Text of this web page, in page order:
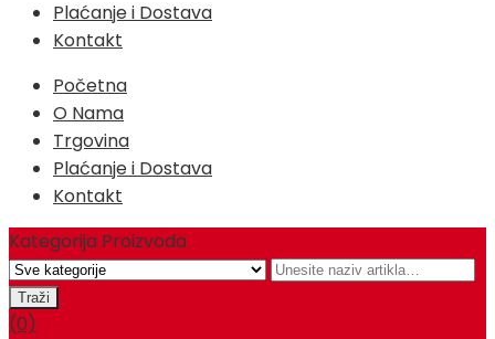
Plaćanje i Dostava
Kontakt
Početna
O Nama
Trgovina
Plaćanje i Dostava
Kontakt
Kategorija Proizvoda
(0)